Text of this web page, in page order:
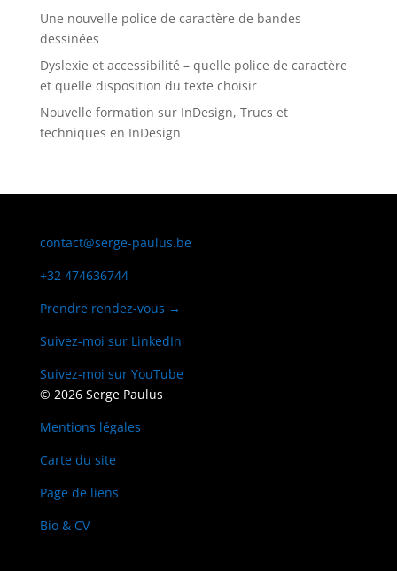
Une nouvelle police de caractère de bandes
dessinées
Dyslexie et accessibilité – quelle police de caractère
et quelle disposition du texte choisir
Nouvelle formation sur InDesign, Trucs et
techniques en InDesign
contact@serge-paulus.be
+32 474636744
Prendre rendez-vous →
Suivez-moi sur LinkedIn
Suivez-moi sur YouTube
© 2026 Serge Paulus
Mentions légales
Carte du site
Page de liens
Bio & CV